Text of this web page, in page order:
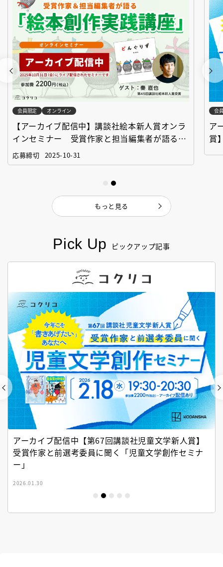
Pick Up ピックアップ記事
アーカイブ配信中【第67回講談社児童文学新人賞】
受賞作家と前選考委員に聞く「児童文学創作セミナ
ー」
2026.01.30
会員限定 オンライン
【アーカイブ配信中】講談社絵本新人賞オンラ
インセミナー 受賞作家と担当編集者が語る
「絵本創作実践講座」
応募締切 2025-10-31
会
ア
賞
もっと見る